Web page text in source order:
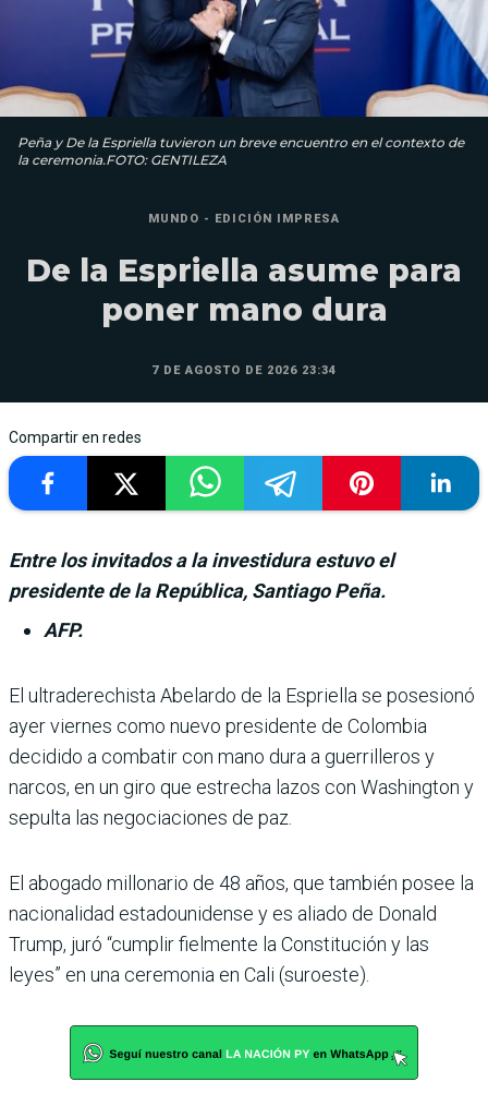
Peña y De la Espriella tuvieron un breve encuentro en el contexto de
la ceremonia.FOTO: GENTILEZA
MUNDO - EDICIÓN IMPRESA
De la Espriella asume para
poner mano dura
7 DE AGOSTO DE 2026 23:34
Compartir en redes
Entre los invitados a la investidura estuvo el
presidente de la República, Santiago Peña.
AFP.
El ultraderechista Abe­lardo de la Espriella se posesionó
ayer viernes como nuevo presi­dente de Colombia
decidido a combatir con mano dura a guerrilleros y
narcos, en un giro que estrecha lazos con Washington y
sepulta las negociaciones de paz.
El abogado millonario de 48 años, que también posee la
nacionalidad estadouni­dense y es aliado de Donald
Trump, juró “cumplir fiel­mente la Constitución y las
leyes” en una ceremonia en Cali (suroeste).